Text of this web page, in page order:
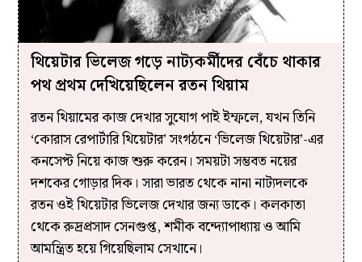
থিয়েটার ভিলেজ গড়ে নাট্যকর্মীদের বেঁচে থাকার
পথ প্রথম দেখিয়েছিলেন রতন থিয়াম
রতন থিয়ামের কাজ দেখার সুযোগ পাই ইম্ফলে, যখন তিনি
‘কোরাস রেপার্টারি থিয়েটার’ সংগঠনে ‘ভিলেজ থিয়েটার’-এর
কনসেপ্ট নিয়ে কাজ শুরু করেন। সময়টা সম্ভবত নয়ের
দশকের গোড়ার দিক। সারা ভারত থেকে নানা নাট্যদলকে
রতন ওই থিয়েটার ভিলেজ দেখার জন্য ডাকে। কলকাতা
থেকে রুদ্রপ্রসাদ সেনগুপ্ত, শমীক বন্দ্যোপাধ্যায় ও আমি
আমন্ত্রিত হয়ে গিয়েছিলাম সেখানে।